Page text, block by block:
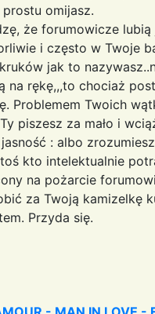
omijasz.
że forumowicze
i często w Twoje
jak to
na rękę,,,to chociaż
Problemem Twoich
piszesz za mało i
jasność : albo
kto intelektualnie
na pożarcie
za Twoją kamizelkę
Przyda się.